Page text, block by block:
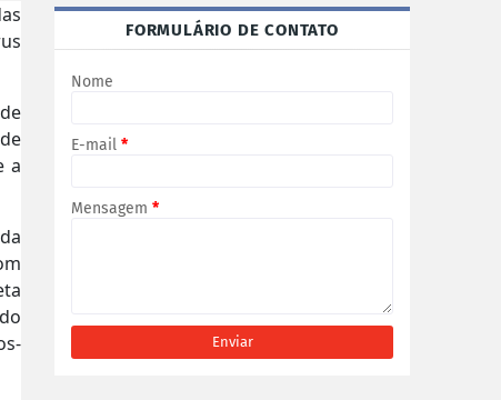
a
FORMULÁRIO DE CONTATO
Nome
E-mail *
Mensagem *